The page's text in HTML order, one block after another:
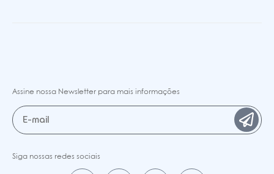
Assine nossa Newsletter para mais informações
Siga nossas redes sociais